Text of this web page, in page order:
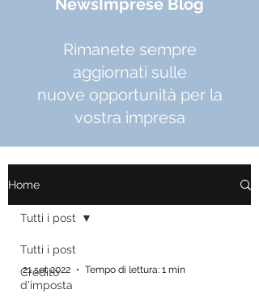
NewsImprese Blog
Rimanete sempre
aggiornati sulle
nuove opportunità per la
vostra impresa
Home
Tutti i post
Credito
d'imposta
Tutti i post
21 set 2022 Tempo di lettura: 1 min